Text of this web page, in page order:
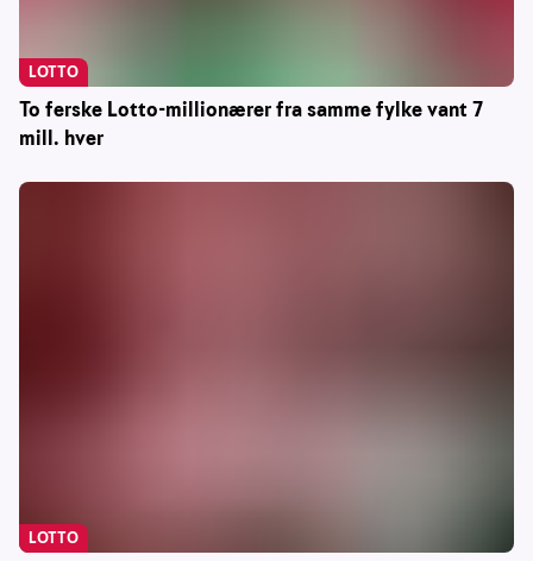
To ferske Lotto-millionærer fra samme fylke vant 7
mill. hver
LOTTO
LOTTO